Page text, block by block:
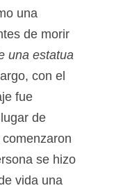
una
de morir
una estatua
con el
fue
de
se hizo
vida una